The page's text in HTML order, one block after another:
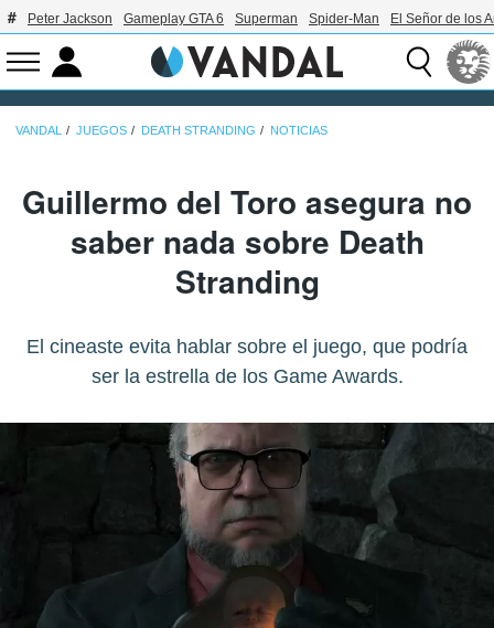
Peter Jackson Gameplay GTA 6 Superman Spider-Man El Señor de los
VANDAL JUEGOS DEATH STRANDING NOTICIAS
Guillermo del Toro asegura no
saber nada sobre Death
Stranding
El cineaste evita hablar sobre el juego, que podría
ser la estrella de los Game Awards.